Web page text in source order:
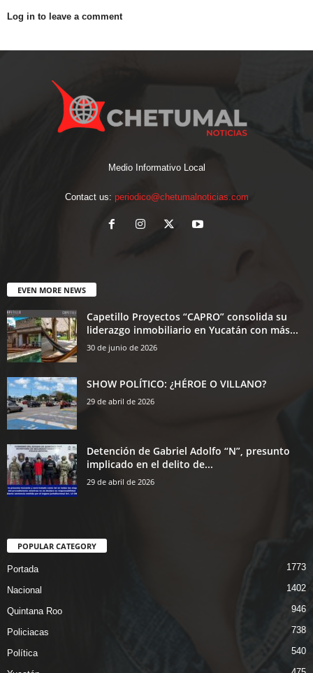
Log in to leave a comment
Medio Informativo Local
Contact us: periodico@chetumalnoticias.com
EVEN MORE NEWS
Capetillo Proyectos “CAPRO” consolida su
liderazgo inmobiliario en Yucatán con más...
30 de junio de 2026
SHOW POLÍTICO: ¿HÉROE O VILLANO?
29 de abril de 2026
Detención de Gabriel Adolfo “N”, presunto
implicado en el delito de...
29 de abril de 2026
POPULAR CATEGORY
Portada 1773
Nacional 1402
Quintana Roo 946
Policiacas 738
Política 540